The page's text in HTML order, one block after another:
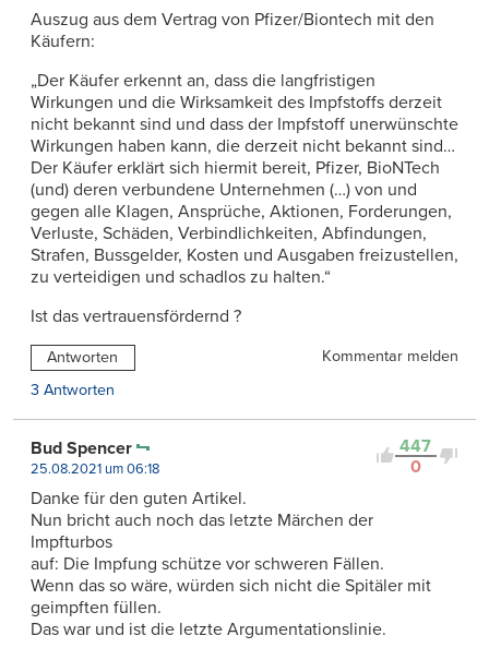
Auszug aus dem Vertrag von Pfizer/Biontech mit den
Käufern:
„Der Käufer erkennt an, dass die langfristigen
Wirkungen und die Wirksamkeit des Impfstoffs derzeit
nicht bekannt sind und dass der Impfstoff unerwünschte
Wirkungen haben kann, die derzeit nicht bekannt sind…
Der Käufer erklärt sich hiermit bereit, Pfizer, BioNTech
(und) deren verbundene Unternehmen (…) von und
gegen alle Klagen, Ansprüche, Aktionen, Forderungen,
Verluste, Schäden, Verbindlichkeiten, Abfindungen,
Strafen, Bussgelder, Kosten und Ausgaben freizustellen,
zu verteidigen und schadlos zu halten.“
Ist das vertrauensfördernd ?
Antworten
Kommentar melden
3 Antworten
447
0
Bud Spencer
25.08.2021 um 06:18
Danke für den guten Artikel.
Nun bricht auch noch das letzte Märchen der
Impfturbos
auf: Die Impfung schütze vor schweren Fällen.
Wenn das so wäre, würden sich nicht die Spitäler mit
geimpften füllen.
Das war und ist die letzte Argumentationslinie.